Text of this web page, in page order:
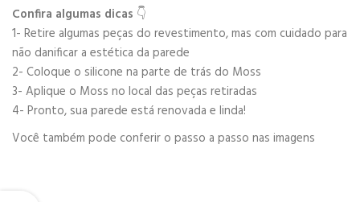
Confira algumas dicas 👇
1- Retire algumas peças do revestimento, mas com cuidado para
não danificar a estética da parede
2- Coloque o silicone na parte de trás do Moss
3- Aplique o Moss no local das peças retiradas
4- Pronto, sua parede está renovada e linda!
Você também pode conferir o passo a passo nas imagens